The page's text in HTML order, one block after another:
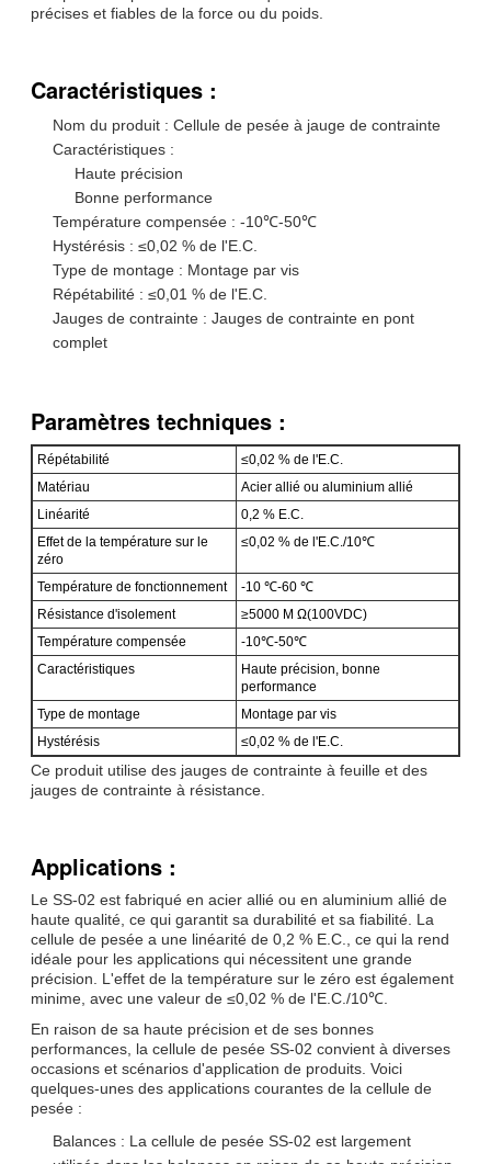
précises et fiables de la force ou du poids.
Caractéristiques :
Nom du produit : Cellule de pesée à jauge de contrainte
Caractéristiques :
Haute précision
Bonne performance
Température compensée : -10℃-50℃
Hystérésis : ≤0,02 % de l'E.C.
Type de montage : Montage par vis
Répétabilité : ≤0,01 % de l'E.C.
Jauges de contrainte : Jauges de contrainte en pont
complet
Paramètres techniques :
Répétabilité
≤0,02 % de l'E.C.
Matériau
Acier allié ou aluminium allié
Linéarité
0,2 % E.C.
Effet de la température sur le
zéro
≤0,02 % de l'E.C./10℃
Température de fonctionnement
-10 ℃-60 ℃
Résistance d'isolement
≥5000 M Ω(100VDC)
Température compensée
-10℃-50℃
Caractéristiques
Haute précision, bonne
performance
Type de montage
Montage par vis
Hystérésis
≤0,02 % de l'E.C.
Ce produit utilise des jauges de contrainte à feuille et des
jauges de contrainte à résistance.
Applications :
Le SS-02 est fabriqué en acier allié ou en aluminium allié de
haute qualité, ce qui garantit sa durabilité et sa fiabilité. La
cellule de pesée a une linéarité de 0,2 % E.C., ce qui la rend
idéale pour les applications qui nécessitent une grande
précision. L'effet de la température sur le zéro est également
minime, avec une valeur de ≤0,02 % de l'E.C./10℃.
En raison de sa haute précision et de ses bonnes
performances, la cellule de pesée SS-02 convient à diverses
occasions et scénarios d'application de produits. Voici
quelques-unes des applications courantes de la cellule de
pesée :
Balances : La cellule de pesée SS-02 est largement